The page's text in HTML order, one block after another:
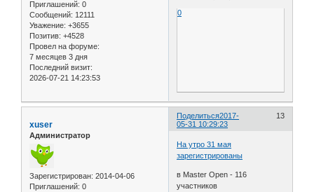
Приглашений: 0
Сообщений: 12111
Уважение: +3655
Позитив: +4528
Провел на форуме:
7 месяцев 3 дня
Последний визит:
2026-07-21 14:23:53
0
Поделиться 13
2017-
05-31 10:29:23
xuser
Администратор
Зарегистрирован: 2014-04-06
Приглашений: 0
На утро 31 мая
зарегистрированы
в Master Open - 116
участников